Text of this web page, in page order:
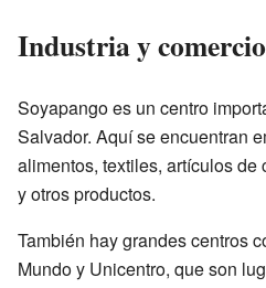
Industria y
Soyapango es un centro
Salvador. Aquí se encuentran
alimentos, textiles, artículos
y otros productos.
También hay grandes centros
Mundo y Unicentro, que son